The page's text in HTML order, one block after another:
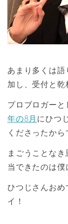
あまり多くは
加し、受付と乾
プロブロガー
年の8月 にひつ
くださったから
まごうことな
当できたのは僕
ひつじさんお
イ！